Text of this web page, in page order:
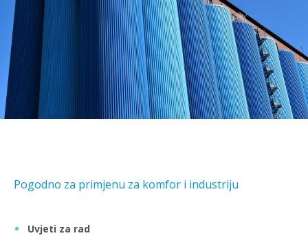
Pogodno za primjenu za komfor i industriju
Uvjeti za rad